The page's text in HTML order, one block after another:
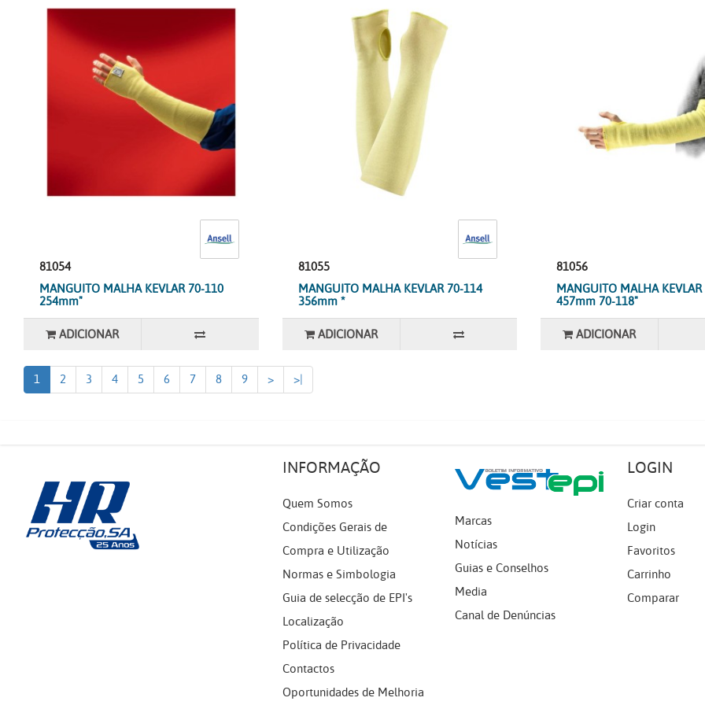
81054
MANGUITO MALHA KEVLAR 70-110
254mm"
ADICIONAR
81055
MANGUITO MALHA KEVLAR 70-114
356mm *
ADICIONAR
81056
MANGUITO MALHA KEVLAR
457mm 70-118"
ADICIONAR
1 2 3 4 5 6 7 8 9 > >|
INFORMAÇÃO
Quem Somos
Condições Gerais de
Compra e Utilização
Normas e Simbologia
Guia de selecção de EPI's
Localização
Política de Privacidade
Contactos
Oportunidades de Melhoria
Marcas
Notícias
Guias e Conselhos
Media
Canal de Denúncias
LOGIN
Criar conta
Login
Favoritos
Carrinho
Comparar